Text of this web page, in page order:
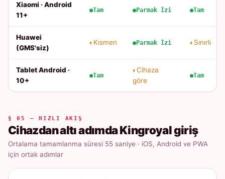
Xiaomi · Android
11+
Tam Parmak İzi Tam
Huawei
(GMS'siz)
Kısmen Parmak İzi Sınırlı
Tablet Android ·
10+
Tam
Cihaza
göre
Tam
§ 05 — HIZLI AKIŞ
Cihazdan altı adımda Kingroyal giriş
Ortalama tamamlanma süresi 55 saniye · iOS, Android ve PWA
için ortak adımlar